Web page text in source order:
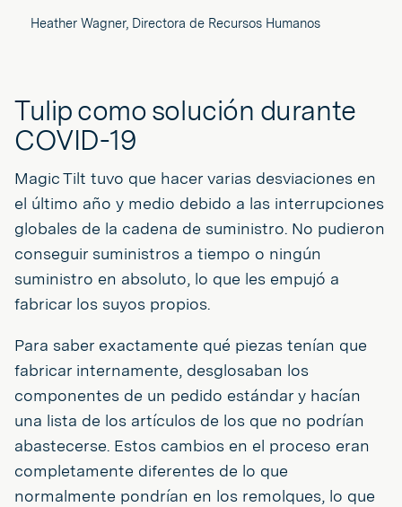
Heather Wagner, Directora de Recursos Humanos
Tulip como solución durante
COVID-19
Magic Tilt tuvo que hacer varias desviaciones en
el último año y medio debido a las interrupciones
globales de la cadena de suministro. No pudieron
conseguir suministros a tiempo o ningún
suministro en absoluto, lo que les empujó a
fabricar los suyos propios.
Para saber exactamente qué piezas tenían que
fabricar internamente, desglosaban los
componentes de un pedido estándar y hacían
una lista de los artículos de los que no podrían
abastecerse. Estos cambios en el proceso eran
completamente diferentes de lo que
normalmente pondrían en los remolques, lo que